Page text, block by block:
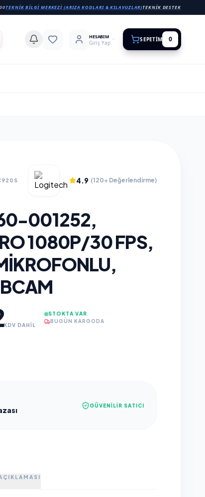
TEKNIK BILGI MERKEZI (ARIZA KODLARI & KILAVUZLAR)TEKNIK DESTEK
HESABIM
Giriş Yap SEPETIM 0
4.9 (120+ Değerlendirme)
001252,
1080P/30 FPS,
KDV DAHİL
STOKTA VAR
BUGÜN KARGODA
GÜVENILIR SATICI